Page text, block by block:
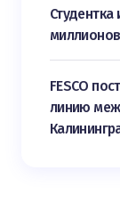
Студентка
FESCO
линию